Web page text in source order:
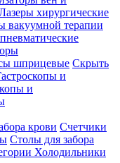
хирургические
вакуумной терапии
шприцевые Скрыть
и
и
крови Счетчики
Столы для забора
Холодильники